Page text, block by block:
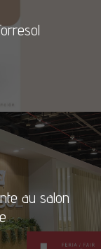
au salon